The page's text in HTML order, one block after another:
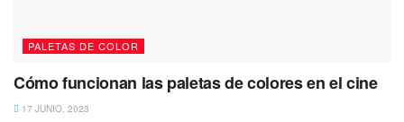
PALETAS DE COLOR
Cómo funcionan las paletas de colores en el cine
17 JUNIO, 2023